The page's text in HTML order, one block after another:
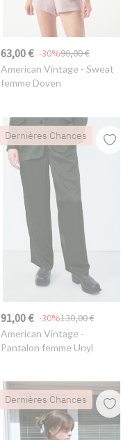
63,00 € 90,00 €
-30%
American Vintage - Sweat
femme Doven
Dernières Chances
91,00 € 130,00 €
-30%
American Vintage -
Pantalon femme Unyl
Dernières Chances